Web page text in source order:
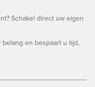
Schakel direct uw eigen
en bespaart u tijd,